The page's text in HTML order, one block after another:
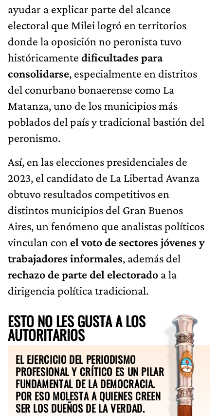
ayudar a explicar parte del alcance
electoral que Milei logró en territorios
donde la oposición no peronista tuvo
históricamente dificultades para
consolidarse, especialmente en distritos
del conurbano bonaerense como La
Matanza, uno de los municipios más
poblados del país y tradicional bastión del
peronismo.
Así, en las elecciones presidenciales de
2023, el candidato de La Libertad Avanza
obtuvo resultados competitivos en
distintos municipios del Gran Buenos
Aires, un fenómeno que analistas políticos
vinculan con el voto de sectores jóvenes y
trabajadores informales, además del
rechazo de parte del electorado a la
dirigencia política tradicional.
ESTO NO LES GUSTA A LOS
AUTORITARIOS
EL EJERCICIO DEL PERIODISMO
PROFESIONAL Y CRÍTICO ES UN PILAR
FUNDAMENTAL DE LA DEMOCRACIA.
POR ESO MOLESTA A QUIENES CREEN
SER LOS DUEÑOS DE LA VERDAD.